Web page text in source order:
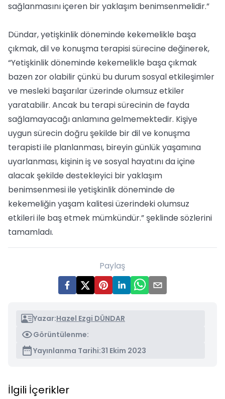
sağlanmasını içeren bir yaklaşım benimsenmelidir.”
Dündar, yetişkinlik döneminde kekemelikle başa
çıkmak, dil ve konuşma terapisi sürecine değinerek,
“Yetişkinlik döneminde kekemelikle başa çıkmak
bazen zor olabilir çünkü bu durum sosyal etkileşimler
ve mesleki başarılar üzerinde olumsuz etkiler
yaratabilir. Ancak bu terapi sürecinin de fayda
sağlamayacağı anlamına gelmemektedir. Kişiye
uygun sürecin doğru şekilde bir dil ve konuşma
terapisti ile planlanması, bireyin günlük yaşamına
uyarlanması, kişinin iş ve sosyal hayatını da içine
alacak şekilde destekleyici bir yaklaşım
benimsenmesi ile yetişkinlik döneminde de
kekemeliğin yaşam kalitesi üzerindeki olumsuz
etkileri ile baş etmek mümkündür.” şeklinde sözlerini
tamamladı.
Paylaş
Yazar:Hazel Ezgi DÜNDAR
Görüntülenme:
Yayınlanma Tarihi:31 Ekim 2023
İlgili İçerikler